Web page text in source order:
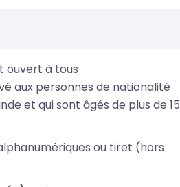
ouvert à tous
aux personnes de nationalité
et qui sont âgés de plus de 15
ou tiret (hors